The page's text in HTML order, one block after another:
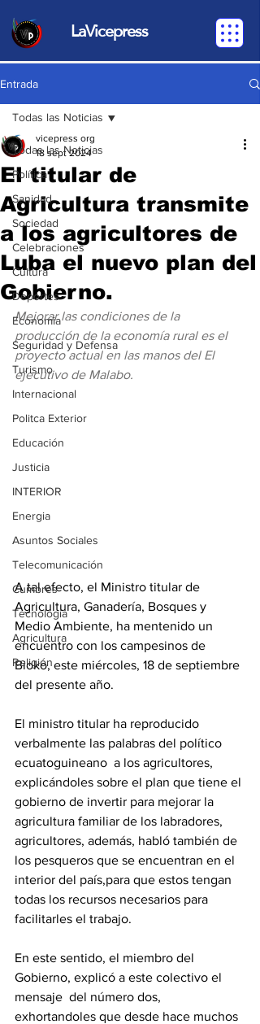
LaVicepress
Entrada
Todas las Noticias
Política
Sanidad
Sociedad
Celebraciones
Cultura
Deportes
Economia
Seguridad y Defensa
Turismo
Internacional
Politca Exterior
Educación
Justicia
INTERIOR
Energia
Asuntos Sociales
Telecomunicación
Cumbres
Tecnología
Agricultura
Religión
Todas las Noticias
El titular de
Agricultura transmite
a los agricultores de
Luba el nuevo plan del
Gobierno.
vicepress org
18 sept 2024
Mejorar las condiciones de la
producción de la economía rural es el
proyecto actual en las manos del El
ejecutivo de Malabo.
A tal efecto, el Ministro titular de
Agricultura, Ganadería, Bosques y
Medio Ambiente, ha mentenido un
encuentro con los campesinos de
Bioko, este miércoles, 18 de septiembre
del presente año.
El ministro titular ha reproducido
verbalmente las palabras del político
ecuatoguineano  a los agricultores,
explicándoles sobre el plan que tiene el
gobierno de invertir para mejorar la
agricultura familiar de los labradores,
agricultores, además, habló también de
los pesqueros que se encuentran en el
interior del país,para que estos tengan
todas los recursos necesarios para
facilitarles el trabajo.
En este sentido, el miembro del
Gobierno, explicó a este colectivo el
mensaje  del número dos,
exhortandoles que desde hace muchos